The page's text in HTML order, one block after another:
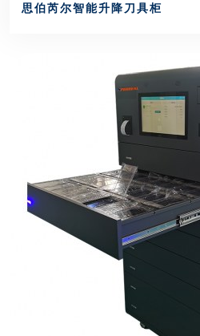
思伯芮尔智能升降刀具柜